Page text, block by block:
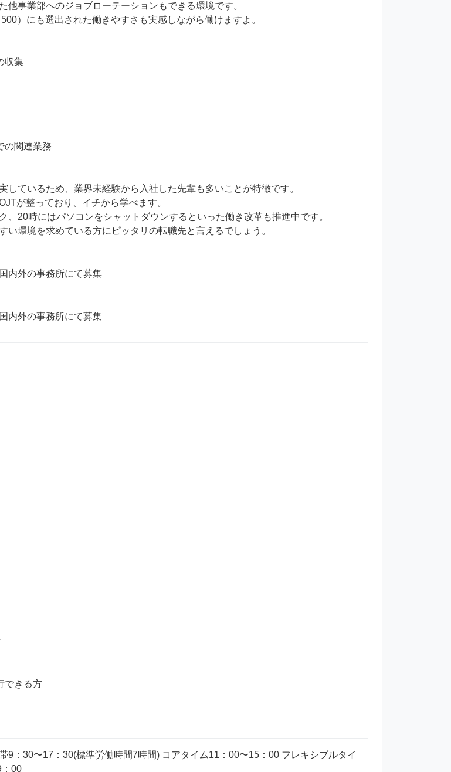
他事業部へのジョブローテーションもできる環境です。
）にも選出された働きやすさも実感しながら働けますよ。
収集
の関連業務
しているため、業界未経験から入社した先輩も多いことが特徴です。
が整っており、イチから学べます。
、20時にはパソコンをシャットダウンするといった働き改革も推進中です。
い環境を求めている方にピッタリの転職先と言えるでしょう。
内外の事務所にて募集
内外の事務所にて募集
できる方
9：30〜17：30(標準労働時間7時間) コアタイム11：00〜15：00 フレキシブルタイ
：00